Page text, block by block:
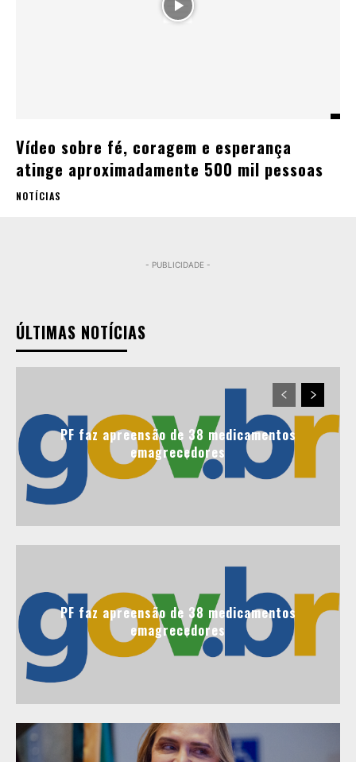
Vídeo sobre fé, coragem e esperança
atinge aproximadamente 500 mil pessoas
NOTÍCIAS
- PUBLICIDADE -
ÚLTIMAS NOTÍCIAS
PF faz apreensão de 38 medicamentos
emagrecedores
PF faz apreensão de 38 medicamentos
emagrecedores